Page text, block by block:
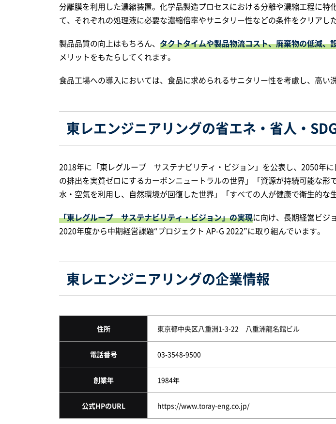
分離膜を利用した濃縮装置。化学品製造プロセスにおける分離や濃縮工程に特
て、それぞれの処理液に必要な濃縮倍率やサニタリー性などの条件をクリアし
製品品質の向上はもちろん、 タクトタイムや製品物流コスト、廃棄物の低減、
メリットをもたらしてくれます。
食品工場への導入においては、食品に求められるサニタリー性を考慮し、高い
東レエンジニアリングの省エネ・省人・
2018年に「東レグループ サステナビリティ・ビジョン」を公表し、2050年
の排出を実質ゼロにするカーボンニュートラルの世界」「資源が持続可能な形
水・空気を利用し、自然環境が回復した世界」「すべての人が健康で衛生的な
「東レグループ サステナビリティ・ビジョン」の実現に向け、長期経営ビジ
2020年度から中期経営課題“プロジェクト AP-G 2022”に取り組んでいます。
東レエンジニアリングの企業情報
住所 東京都中央区八重洲1-3-22 八重洲龍名館ビル
電話番号 03-3548-9500
創業年 1984年
公式HPのURL https://www.toray-eng.co.jp/